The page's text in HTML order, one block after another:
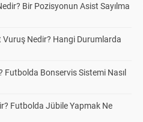
Bir Pozisyonun Asist Sayılma
Vuruş Nedir? Hangi Durumlarda
Futbolda Bonservis Sistemi Nasıl
Futbolda Jübile Yapmak Ne